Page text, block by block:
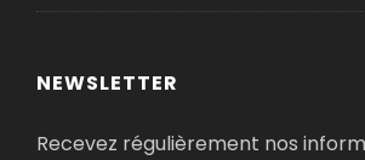
NEWSLETTER
Recevez régulièrement nos